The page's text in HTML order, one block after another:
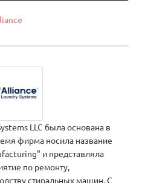
LLC была основана в
фирма носила название
и представляла
по ремонту,
стиральных машин. С